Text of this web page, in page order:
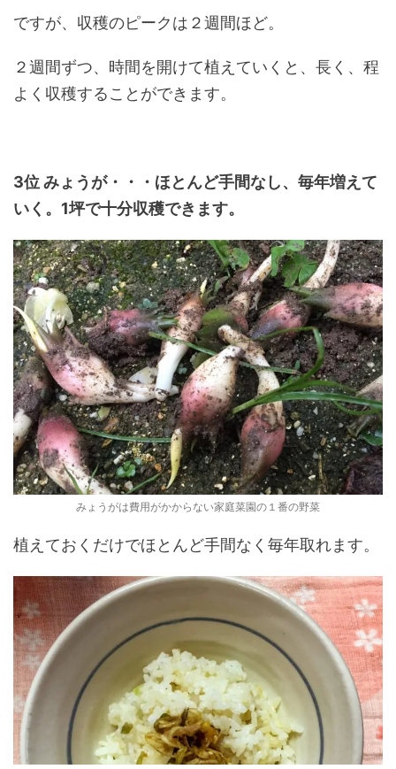
ですが、収穫のピークは２週間ほど。
２週間ずつ、時間を開けて植えていくと、長く、程
よく収穫することができます。
3位 みょうが・・・ほとんど手間なし、毎年増えて
いく。1坪で十分収穫できます。
みょうがは費用がかからない家庭菜園の１番の野菜
植えておくだけでほとんど手間なく毎年取れます。